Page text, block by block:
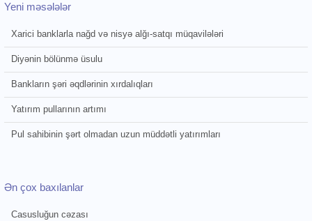
Yeni məsələlər
Xarici banklarla nağd və nisyə alğı-satqı müqavilələri
Diyənin bölünmə üsulu
Bankların şəri əqdlərinin xırdalıqları
Yatırım pullarının artımı
Pul sahibinin şərt olmadan uzun müddətli yatırımları
Ən çox baxılanlar
Casusluğun cəzası